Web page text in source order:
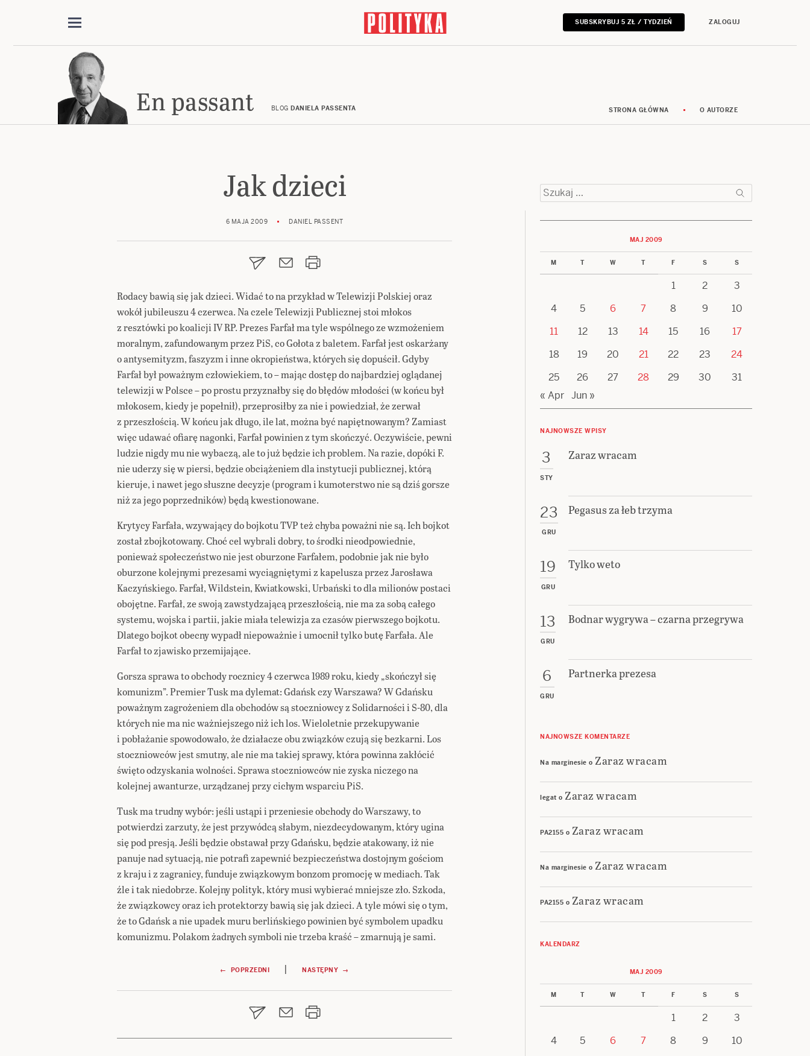
SUBSKRYBUJ 5 ZŁ / TYDZIEŃ ZALOGUJ
En passant BLOG DANIELA PASSENTA STRONA GŁÓWNA O AUTORZE
Jak dzieci
6 MAJA 2009 DANIEL PASSENT
Rodacy bawią się jak dzieci. Widać to na przykład w Telewizji Polskiej oraz
wokół jubileuszu 4 czerwca. Na czele Telewizji Publicznej stoi młokos
z resztówki po koalicji IV RP. Prezes Farfał ma tyle wspólnego ze wzmożeniem
moralnym, zafundowanym przez PiS, co Gołota z baletem. Farfał jest oskarżany
o antysemityzm, faszyzm i inne okropieństwa, których się dopuścił. Gdyby
Farfał był poważnym człowiekiem, to – mając dostęp do najbardziej oglądanej
telewizji w Polsce – po prostu przyznałby się do błędów młodości (w końcu był
młokosem, kiedy je popełnił), przeprosiłby za nie i powiedział, że zerwał
z przeszłością. W końcu jak długo, ile lat, można być napiętnowanym? Zamiast
więc udawać ofiarę nagonki, Farfał powinien z tym skończyć. Oczywiście, pewni
ludzie nigdy mu nie wybaczą, ale to już będzie ich problem. Na razie, dopóki F.
nie uderzy się w piersi, będzie obciążeniem dla instytucji publicznej, którą
kieruje, i nawet jego słuszne decyzje (program i kumoterstwo nie są dziś gorsze
niż za jego poprzedników) będą kwestionowane.
Krytycy Farfała, wzywający do bojkotu TVP też chyba poważni nie są. Ich bojkot
został zbojkotowany. Choć cel wybrali dobry, to środki nieodpowiednie,
ponieważ społeczeństwo nie jest oburzone Farfałem, podobnie jak nie było
oburzone kolejnymi prezesami wyciągniętymi z kapelusza przez Jarosława
Kaczyńskiego. Farfał, Wildstein, Kwiatkowski, Urbański to dla milionów postaci
obojętne. Farfał, ze swoją zawstydzającą przeszłością, nie ma za sobą całego
systemu, wojska i partii, jakie miała telewizja za czasów pierwszego bojkotu.
Dlatego bojkot obecny wypadł niepoważnie i umocnił tylko butę Farfała. Ale
Farfał to zjawisko przemijające.
Gorsza sprawa to obchody rocznicy 4 czerwca 1989 roku, kiedy „skończył się
komunizm”. Premier Tusk ma dylemat: Gdańsk czy Warszawa? W Gdańsku
poważnym zagrożeniem dla obchodów są stoczniowcy z Solidarności i S-80, dla
których nie ma nic ważniejszego niż ich los. Wieloletnie przekupywanie
i pobłażanie spowodowało, że działacze obu związków czują się bezkarni. Los
stoczniowców jest smutny, ale nie ma takiej sprawy, która powinna zakłócić
święto odzyskania wolności. Sprawa stoczniowców nie zyska niczego na
kolejnej awanturze, urządzanej przy cichym wsparciu PiS.
Tusk ma trudny wybór: jeśli ustąpi i przeniesie obchody do Warszawy, to
potwierdzi zarzuty, że jest przywódcą słabym, niezdecydowanym, który ugina
się pod presją. Jeśli będzie obstawał przy Gdańsku, będzie atakowany, iż nie
panuje nad sytuacją, nie potrafi zapewnić bezpieczeństwa dostojnym gościom
z kraju i z zagranicy, funduje związkowym bonzom promocję w mediach. Tak
źle i tak niedobrze. Kolejny polityk, który musi wybierać mniejsze zło. Szkoda,
że związkowcy oraz ich protektorzy bawią się jak dzieci. A tyle mówi się o tym,
że to Gdańsk a nie upadek muru berlińskiego powinien być symbolem upadku
komunizmu. Polakom żadnych symboli nie trzeba kraść – zmarnują je sami.
wpisu
← POPRZEDNI | NASTĘPNY →
Szukaj:
MAJ 2009
M T W T F S S
1 2
3
4
5 6 7 8 9
10
11
12 13 14 15 16
17
18
19 20 21 22 23
24
25
26 27 28 29 30
31
« Apr Jun »
NAJNOWSZE WPISY
3
STY
Zaraz wracam
23
GRU
Pegasus za łeb trzyma
19
GRU
Tylko weto
13
GRU
Bodnar wygrywa – czarna przegrywa
6
GRU
Partnerka prezesa
NAJNOWSZE KOMENTARZE
Na marginesie o Zaraz wracam
legat o Zaraz wracam
PA2155 o Zaraz wracam
Na marginesie o Zaraz wracam
PA2155 o Zaraz wracam
KALENDARZ
MAJ 2009
M T W T F S S
1 2
3
4
5 6 7 8 9
10